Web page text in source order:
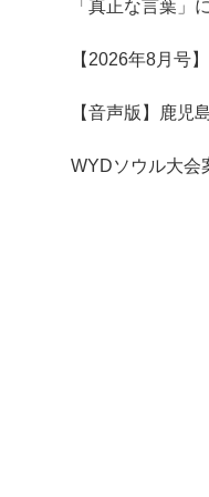
「真正な言葉」
【2026年8月号
【音声版】鹿児
WYDソウル大会